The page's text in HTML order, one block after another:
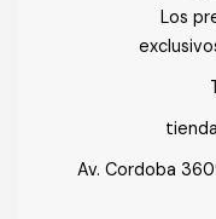
Los
Av. Cordoba